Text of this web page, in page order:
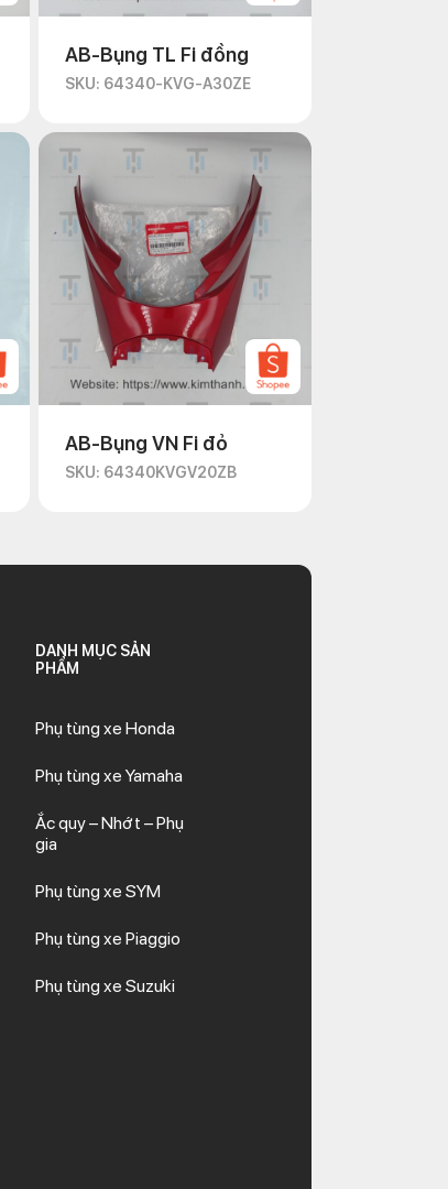
AB-Bụng TL Fi đồng
SKU: 64340-KVG-A30ZE
AB-Bụng VN Fi đỏ
SKU: 64340KVGV20ZB
DANH MỤC SẢN
PHẨM
Phụ tùng xe Honda
Phụ tùng xe Yamaha
Ắc quy – Nhớt – Phụ
gia
Phụ tùng xe SYM
Phụ tùng xe Piaggio
Phụ tùng xe Suzuki